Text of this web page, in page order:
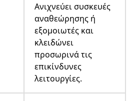
Ανιχνεύει συσκευές
αναθεώρησης ή
εξομοιωτές και
κλειδώνει
προσωρινά τις
επικίνδυνες
λειτουργίες.